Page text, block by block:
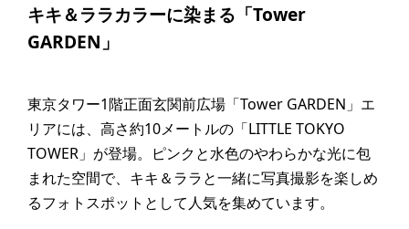
キキ＆ララカラーに染まる「Tower
GARDEN」
東京タワー1階正面玄関前広場「Tower GARDEN」エ
リアには、高さ約10メートルの「LITTLE TOKYO
TOWER」が登場。ピンクと水色のやわらかな光に包
まれた空間で、キキ＆ララと一緒に写真撮影を楽しめ
るフォトスポットとして人気を集めています。